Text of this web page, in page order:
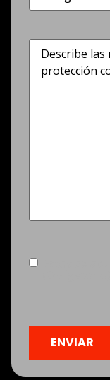
Describe
las
necesidades
Consentimiento